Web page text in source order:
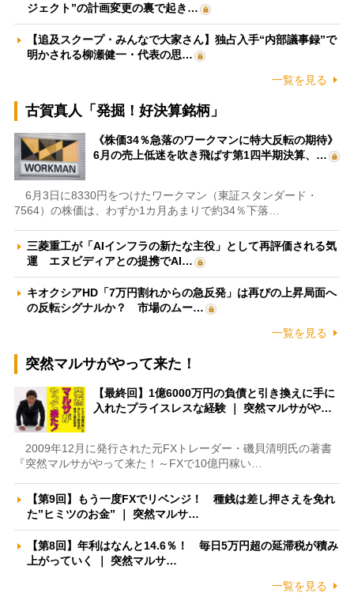
ジェクト”の計画変更の裏で起き…
【追及スクープ・みんなで大家さん】独占入手“内部議事録”で
明かされる柳瀬健一・代表の思…
一覧を見る
古賀真人「発掘！好決算銘柄」
《株価34％急落のワークマンに特大反転の期待》
6月の売上低迷を吹き飛ばす第1四半期決算、…
6月3日に8330円をつけたワークマン（東証スタンダード・
7564）の株価は、わずか1カ月あまりで約34％下落…
三菱重工が「AIインフラの新たな主役」として再評価される気
運 エヌビディアとの提携でAI…
キオクシアHD「7万円割れからの急反発」は再びの上昇局面へ
の反転シグナルか？ 市場のムー…
一覧を見る
突然マルサがやって来た！
【最終回】1億6000万円の負債と引き換えに手に
入れたプライスレスな経験 ｜ 突然マルサがや…
2009年12月に発行された元FXトレーダー・磯貝清明氏の著書
『突然マルサがやって来た！～FXで10億円稼い…
【第9回】もう一度FXでリベンジ！ 種銭は差し押さえを免れ
た”ヒミツのお金” ｜ 突然マルサ…
【第8回】年利はなんと14.6％！ 毎日5万円超の延滞税が積み
上がっていく ｜ 突然マルサ…
一覧を見る